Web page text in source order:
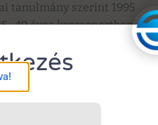
tanulmány szerint 1995
éves korcsoportban.
és a pancreacarcinoma,
Kanadában vagy
országokban